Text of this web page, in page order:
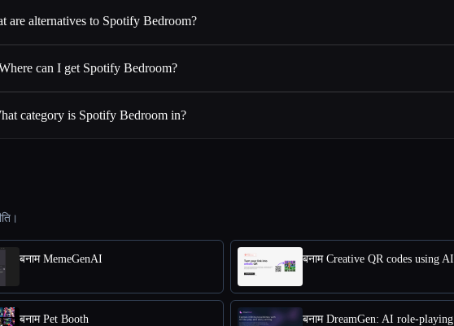
are alternatives to Spotify Bedroom?
can I get Spotify Bedroom?
category is Spotify Bedroom in?
बनाम MemeGenAI बनाम Creative QR codes using AI
बनाम Pet Booth